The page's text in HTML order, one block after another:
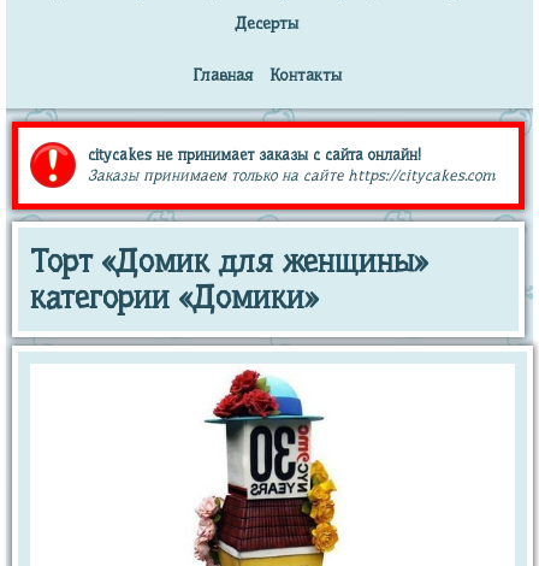
Десерты
Главная Контакты
citycakes не принимает заказы с сайта онлайн!
Заказы принимаем только на сайте https://citycakes.com
Торт «Домик для женщины»
категории «Домики»